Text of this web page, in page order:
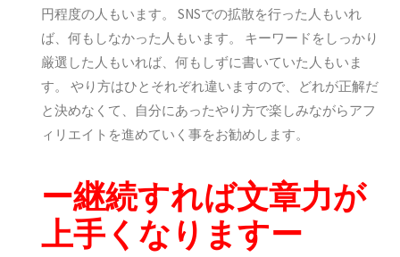
円程度の人もいます。 SNSでの拡散を行った人もいれ
ば、何もしなかった人もいます。 キーワードをしっかり
厳選した人もいれば、何もしずに書いていた人もいま
す。 やり方はひとそれぞれ違いますので、どれが正解だ
と決めなくて、
自分にあったやり方で楽しみながらアフ
ィリエイトを進めていく 事をお勧めします。
ー継続すれば文章力が
上手くなりますー